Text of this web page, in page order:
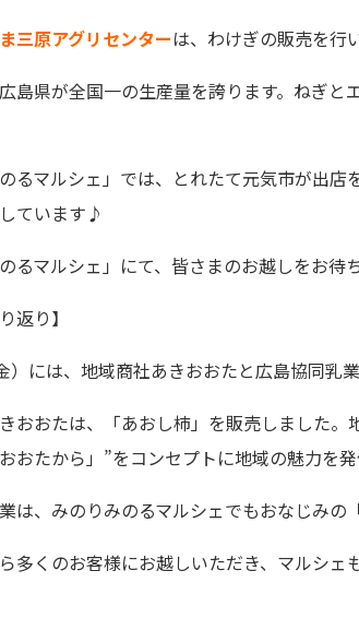
三原アグリセンターは、わけぎの販売を行
島県が全国一の生産量を誇ります。ねぎ
のるマルシェ」では、とれたて元気市が出
ています♪
のるマルシェ」にて、皆さまのお越しをお待
返り】
）には、地域商社あきおおたと広島協同乳
おおたは、「あおし柿」を販売しました
おたから」”をコンセプトに地域の魅力を発
は、みのりみのるマルシェでもおなじみの
多くのお客様にお越しいただき、マルシ